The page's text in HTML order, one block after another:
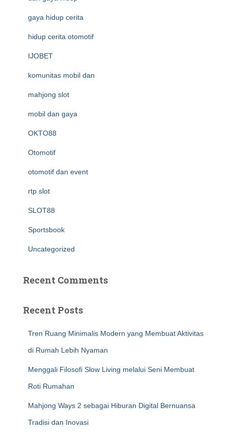
gaya hidup cerita
hidup cerita otomotif
IJOBET
komunitas mobil dan
mahjong slot
mobil dan gaya
OKTO88
Otomotif
otomotif dan event
rtp slot
SLOT88
Sportsbook
Uncategorized
Recent Comments
Recent Posts
Tren Ruang Minimalis Modern yang Membuat Aktivitas
di Rumah Lebih Nyaman
Menggali Filosofi Slow Living melalui Seni Membuat
Roti Rumahan
Mahjong Ways 2 sebagai Hiburan Digital Bernuansa
Tradisi dan Inovasi